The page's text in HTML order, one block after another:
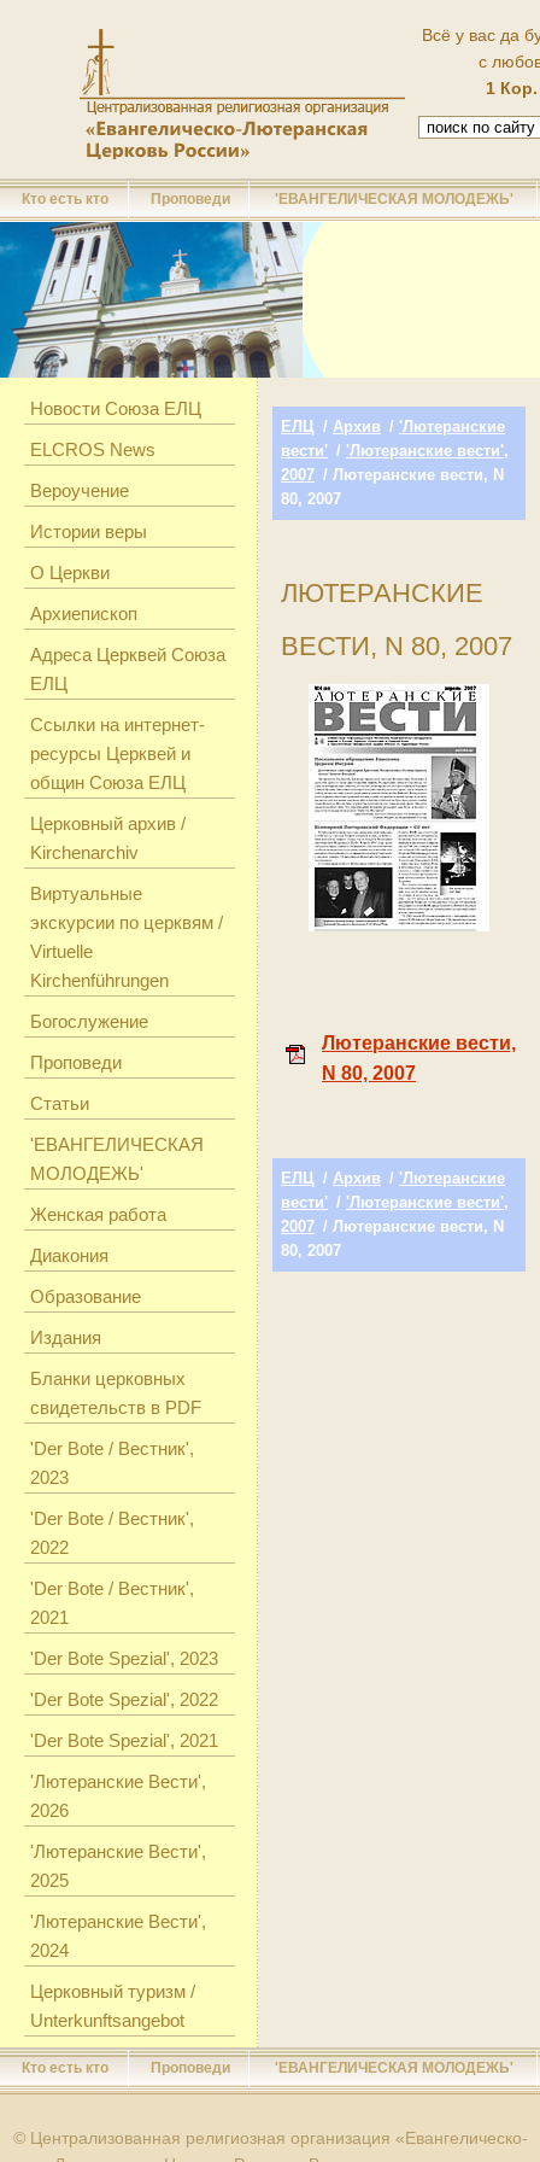
Всё у вас да
с
1
Кто есть кто Проповеди 'ЕВАНГЕЛИЧЕСКАЯ МОЛОДЕЖЬ'
Новости Союза ЕЛЦ
ELCROS News
Вероучение
Истории веры
О Церкви
Архиепископ
Адреса Церквей Союза
ЕЛЦ
Ссылки на интернет-
ресурсы Церквей и
общин Союза ЕЛЦ
Церковный архив /
Kirchenarchiv
Виртуальные
экскурсии по церквям /
Virtuelle
Kirchenführungen
Богослужение
Проповеди
Статьи
'ЕВАНГЕЛИЧЕСКАЯ
МОЛОДЕЖЬ'
Женская работа
Диакония
Образование
Издания
Бланки церковных
свидетельств в PDF
'Der Bote / Вестник',
2023
'Der Bote / Вестник',
2022
'Der Bote / Вестник',
2021
'Der Bote Spezial', 2023
'Der Bote Spezial', 2022
'Der Bote Spezial', 2021
'Лютеранские Вести',
2026
'Лютеранские Вести',
2025
'Лютеранские Вести',
2024
Церковный туризм /
Unterkunftsangebot
ЕЛЦ / Архив / 'Лютеранские
вести' / 'Лютеранские вести',
2007 / Лютеранские вести, N
80, 2007
ЛЮТЕРАНСКИЕ
ВЕСТИ, N 80, 2007
Лютеранские вести,
N 80, 2007
ЕЛЦ / Архив / 'Лютеранские
вести' / 'Лютеранские вести',
2007 / Лютеранские вести, N
80, 2007
Кто есть кто Проповеди 'ЕВАНГЕЛИЧЕСКАЯ МОЛОДЕЖЬ'
© Централизованная религиозная организация «Евангелическо-